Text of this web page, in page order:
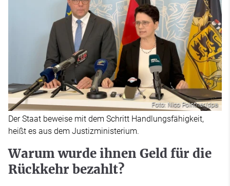
Foto: Nico Pointner/dpa
Der Staat beweise mit dem Schritt Handlungsfähigkeit,
heißt es aus dem Justizministerium.
Warum wurde ihnen Geld für die
Rückkehr bezahlt?